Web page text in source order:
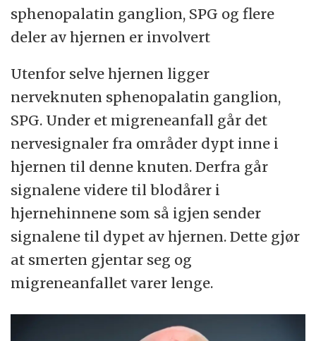
sphenopalatin ganglion, SPG og flere
deler av hjernen er involvert
Utenfor selve hjernen ligger
nerveknuten sphenopalatin ganglion,
SPG. Under et migreneanfall går det
nervesignaler fra områder dypt inne i
hjernen til denne knuten. Derfra går
signalene videre til blodårer i
hjernehinnene som så igjen sender
signalene til dypet av hjernen. Dette gjør
at smerten gjentar seg og
migreneanfallet varer lenge.